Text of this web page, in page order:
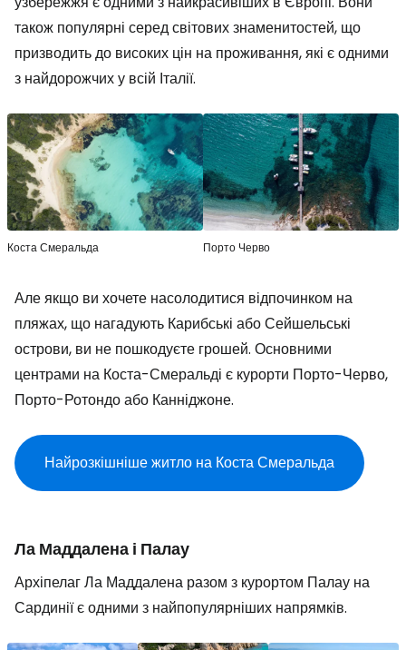
також популярні серед світових знаменитостей, що
призводить до високих цін на проживання, які є одними
з найдорожчих у всій Італії.
Коста Смеральда Порто Черво
Але якщо ви хочете насолодитися відпочинком на
пляжах, що нагадують Карибські або Сейшельські
острови, ви не пошкодуєте грошей. Основними
центрами на Коста-Смеральді є курорти Порто-Черво,
Порто-Ротондо або Канніджоне.
Найрозкішніше житло на Коста Смеральда
Ла Маддалена і Палау
Архіпелаг Ла Маддалена разом з курортом Палау на
Сардинії є одними з найпопулярніших напрямків.